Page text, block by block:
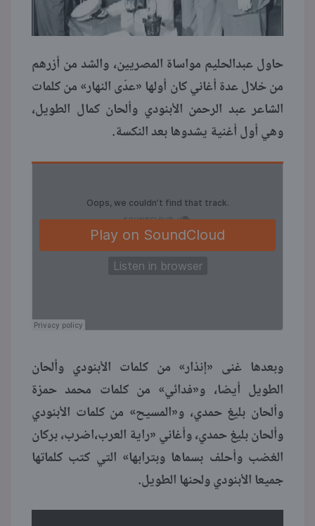
حاول عبدالحليم مواساة المصريين، والشد من أزرهم
من خلال عدة أغاني كان أولها «عدّى النهار» من كلمات
الشاعر عبد الرحمن الأبنودي وألحان كمال الطويل،
وهي أول أغنية يشدوها بعد النكسة.
وبعدها غنى «إنذار» من كلمات الأبنودي وألحان
الطويل أيضا، و«فدائي» من كلمات محمد حمزة
وألحان بليغ حمدي، و«المسيح» من كلمات الأبنودي
وألحان بليغ حمدي، وأغاني «راية العرب،اضرب، بركان
الغضب وأحلف بسماها وبترابها» التي كتب كلماتها
جميعا الأبنودي ولحنها الطويل.